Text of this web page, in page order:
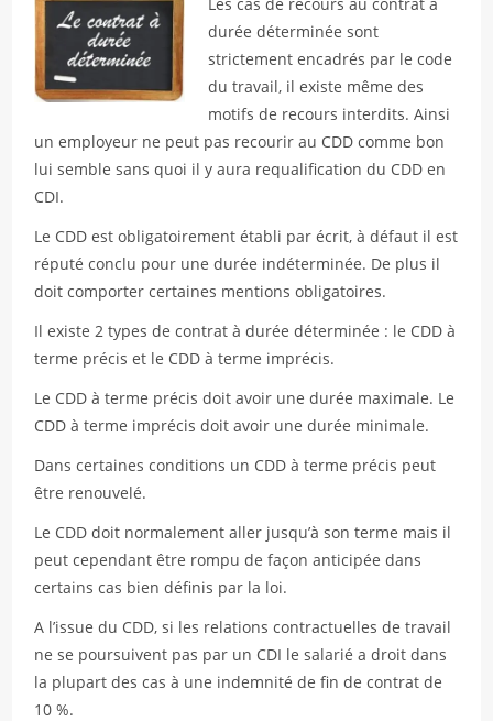
durée déterminée sont
strictement encadrés par le code
du travail, il existe même des
motifs de recours interdits. Ainsi
un employeur ne peut pas recourir au CDD comme bon
lui semble sans quoi il y aura requalification du CDD en
CDI.
Le CDD est obligatoirement établi par écrit, à défaut il est
réputé conclu pour une durée indéterminée. De plus il
doit comporter certaines mentions obligatoires.
Il existe 2 types de contrat à durée déterminée : le CDD à
terme précis et le CDD à terme imprécis.
Le CDD à terme précis doit avoir une durée maximale. Le
CDD à terme imprécis doit avoir une durée minimale.
Dans certaines conditions un CDD à terme précis peut
être renouvelé.
Le CDD doit normalement aller jusqu’à son terme mais il
peut cependant être rompu de façon anticipée dans
certains cas bien définis par la loi.
A l’issue du CDD, si les relations contractuelles de travail
ne se poursuivent pas par un CDI le salarié a droit dans
la plupart des cas à une indemnité de fin de contrat de
10 %.